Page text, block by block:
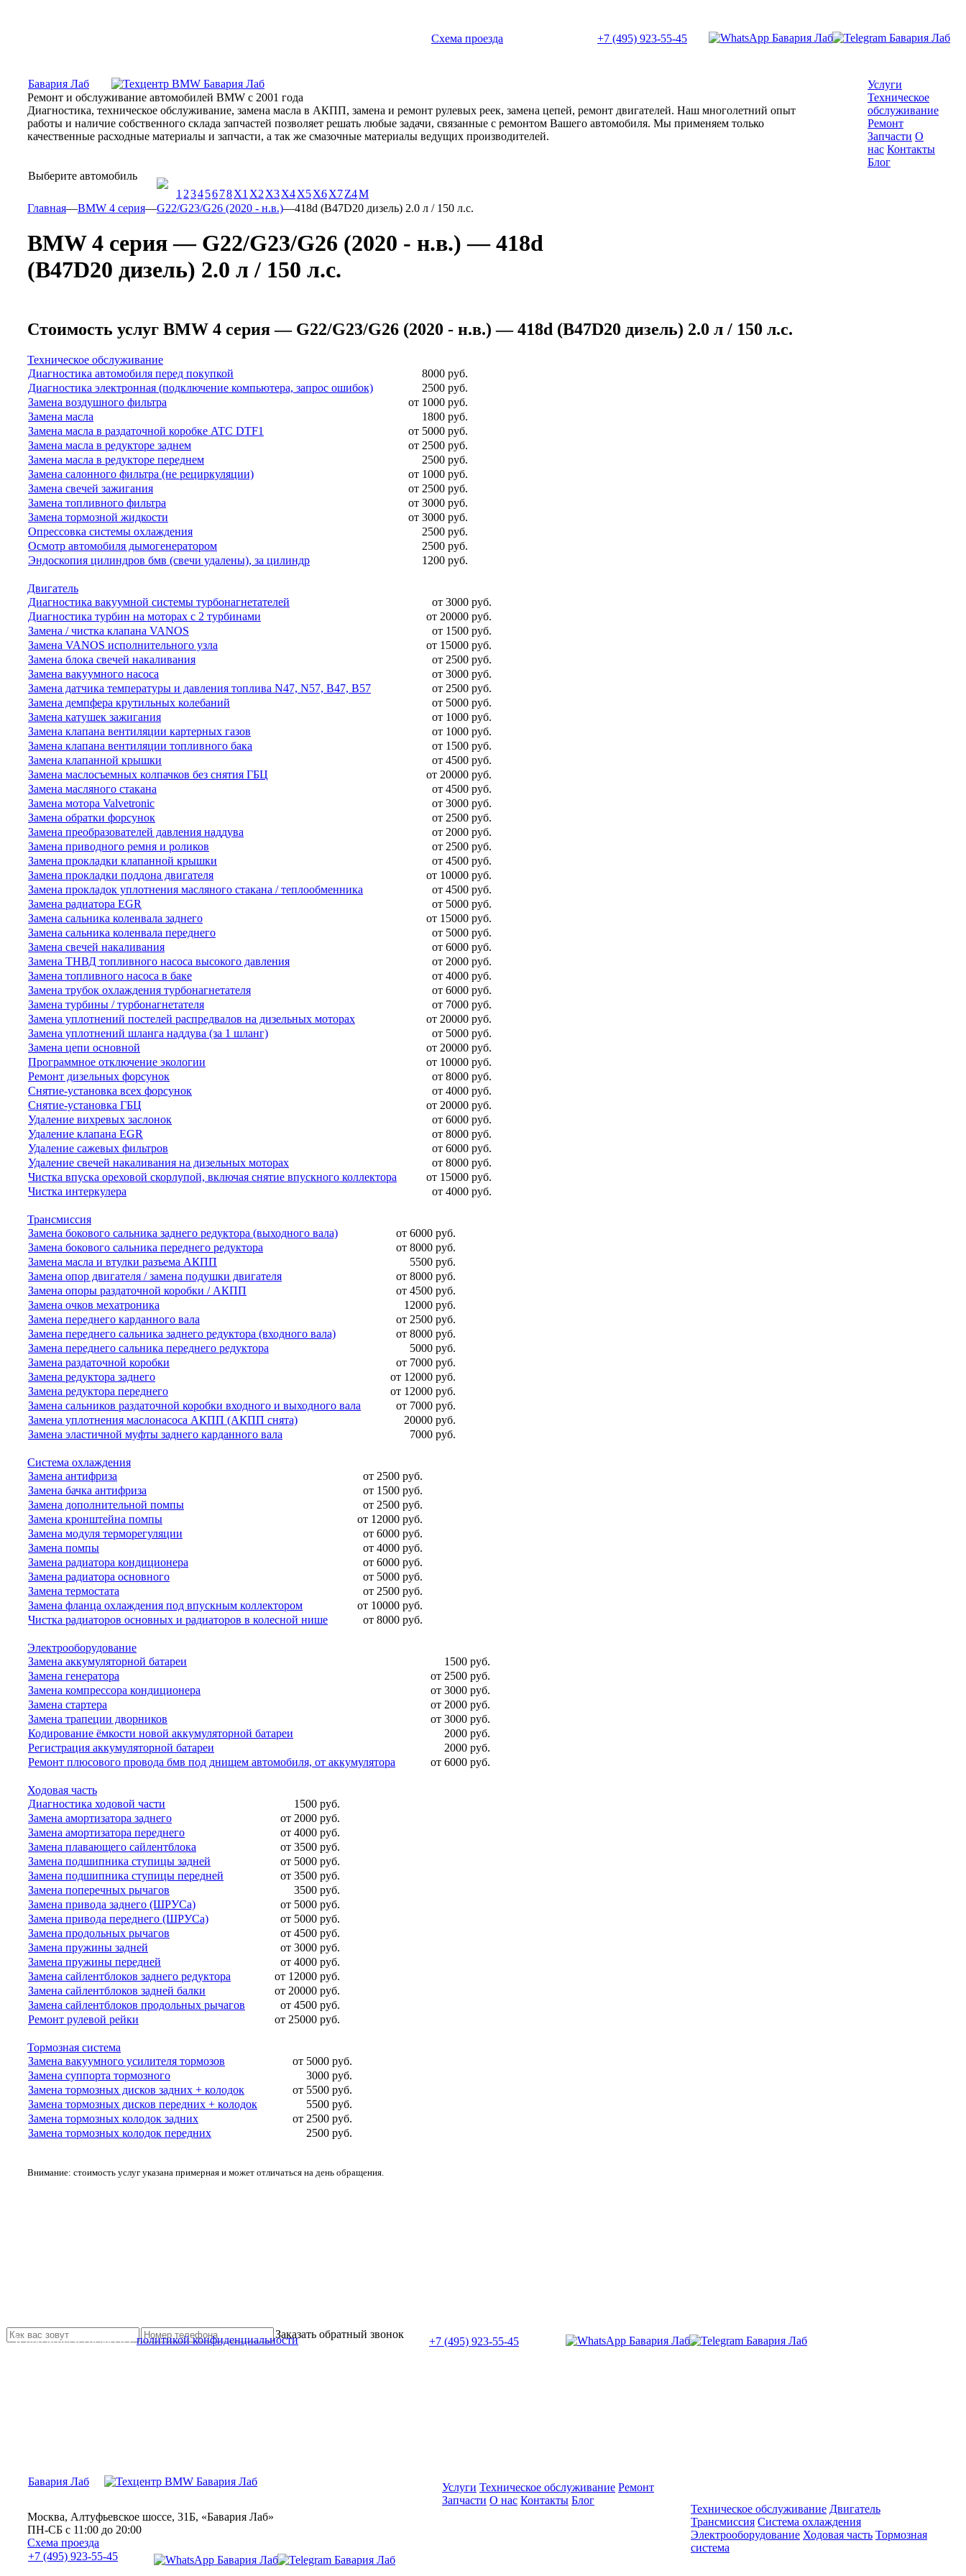
Схема проезда +7 (495) 923-55-45
Бавария Лаб
Ремонт и обслуживание автомобилей BMW с 2001 года
Диагностика, техническое обслуживание, замена масла в АКПП, замена и ремонт рулевых реек, замена цепей, ремонт двигателей. Наш многолетний опыт
работы и наличие собственного склада запчастей позволяет решать любые задачи, связанные с ремонтом Вашего автомобиля. Мы применяем только
качественные расходные материалы и запчасти, а так же смазочные материалы ведущих производителей.
Услуги
Техническое
обслуживание
Ремонт
Запчасти О
нас Контакты
Блог
Выберите автомобиль
1 2345678X1 X2 X3X4X5X6X7Z4М
Главная—BMW 4 серия—G22/G23/G26 (2020 - н.в.)—418d (B47D20 дизель) 2.0 л / 150 л.с.
BMW 4 серия — G22/G23/G26 (2020 - н.в.) — 418d
(B47D20 дизель) 2.0 л / 150 л.с.
Стоимость услуг BMW 4 серия — G22/G23/G26 (2020 - н.в.) — 418d (B47D20 дизель) 2.0 л / 150 л.с.
Техническое обслуживание
Диагностика автомобиля перед покупкой
8000 руб.
Диагностика электронная (подключение компьютера, запрос ошибок)
2500 руб.
Замена воздушного фильтра
от 1000 руб.
Замена масла
1800 руб.
Замена масла в раздаточной коробке ATC DTF1
от 5000 руб.
Замена масла в редукторе заднем
от 2500 руб.
Замена масла в редукторе переднем
2500 руб.
Замена салонного фильтра (не рециркуляции)
от 1000 руб.
Замена свечей зажигания
от 2500 руб.
Замена топливного фильтра
от 3000 руб.
Замена тормозной жидкости
от 3000 руб.
Опрессовка системы охлаждения
2500 руб.
Осмотр автомобиля дымогенератором
2500 руб.
Эндоскопия цилиндров бмв (свечи удалены), за цилиндр
1200 руб.
Двигатель
Диагностика вакуумной системы турбонагнетателей
от 3000 руб.
Диагностика турбин на моторах с 2 турбинами
от 20000 руб.
Замена / чистка клапана VANOS
от 1500 руб.
Замена VANOS исполнительного узла
от 15000 руб.
Замена блока свечей накаливания
от 2500 руб.
Замена вакуумного насоса
от 3000 руб.
Замена датчика температуры и давления топлива N47, N57, B47, B57
от 2500 руб.
Замена демпфера крутильных колебаний
от 5000 руб.
Замена катушек зажигания
от 1000 руб.
Замена клапана вентиляции картерных газов
от 1000 руб.
Замена клапана вентиляции топливного бака
от 1500 руб.
Замена клапанной крышки
от 4500 руб.
Замена маслосъемных колпачков без снятия ГБЦ
от 20000 руб.
Замена масляного стакана
от 4500 руб.
Замена мотора Valvetronic
от 3000 руб.
Замена обратки форсунок
от 2500 руб.
Замена преобразователей давления наддува
от 2000 руб.
Замена приводного ремня и роликов
от 2500 руб.
Замена прокладки клапанной крышки
от 4500 руб.
Замена прокладки поддона двигателя
от 10000 руб.
Замена прокладок уплотнения масляного стакана / теплообменника
от 4500 руб.
Замена радиатора EGR
от 5000 руб.
Замена сальника коленвала заднего
от 15000 руб.
Замена сальника коленвала переднего
от 5000 руб.
Замена свечей накаливания
от 6000 руб.
Замена ТНВД топливного насоса высокого давления
от 2000 руб.
Замена топливного насоса в баке
от 4000 руб.
Замена трубок охлаждения турбонагнетателя
от 6000 руб.
Замена турбины / турбонагнетателя
от 7000 руб.
Замена уплотнений постелей распредвалов на дизельных моторах
от 20000 руб.
Замена уплотнений шланга наддува (за 1 шланг)
от 5000 руб.
Замена цепи основной
от 20000 руб.
Программное отключение экологии
от 10000 руб.
Ремонт дизельных форсунок
от 8000 руб.
Снятие-установка всех форсунок
от 4000 руб.
Снятие-установка ГБЦ
от 20000 руб.
Удаление вихревых заслонок
от 6000 руб.
Удаление клапана EGR
от 8000 руб.
Удаление сажевых фильтров
от 6000 руб.
Удаление свечей накаливания на дизельных моторах
от 8000 руб.
Чистка впуска ореховой скорлупой, включая снятие впускного коллектора
от 15000 руб.
Чистка интеркулера
от 4000 руб.
Трансмиссия
Замена бокового сальника заднего редуктора (выходного вала)
от 6000 руб.
Замена бокового сальника переднего редуктора
от 8000 руб.
Замена масла и втулки разъема АКПП
5500 руб.
Замена опор двигателя / замена подушки двигателя
от 8000 руб.
Замена опоры раздаточной коробки / АКПП
от 4500 руб.
Замена очков мехатроника
12000 руб.
Замена переднего карданного вала
от 2500 руб.
Замена переднего сальника заднего редуктора (входного вала)
от 8000 руб.
Замена переднего сальника переднего редуктора
5000 руб.
Замена раздаточной коробки
от 7000 руб.
Замена редуктора заднего
от 12000 руб.
Замена редуктора переднего
от 12000 руб.
Замена сальников раздаточной коробки входного и выходного вала
от 7000 руб.
Замена уплотнения маслонасоса АКПП (АКПП снята)
20000 руб.
Замена эластичной муфты заднего карданного вала
7000 руб.
Система охлаждения
Замена антифриза
от 2500 руб.
Замена бачка антифриза
от 1500 руб.
Замена дополнительной помпы
от 2500 руб.
Замена кронштейна помпы
от 12000 руб.
Замена модуля терморегуляции
от 6000 руб.
Замена помпы
от 4000 руб.
Замена радиатора кондиционера
от 6000 руб.
Замена радиатора основного
от 5000 руб.
Замена термостата
от 2500 руб.
Замена фланца охлаждения под впускным коллектором
от 10000 руб.
Чистка радиаторов основных и радиаторов в колесной нише
от 8000 руб.
Электрооборудование
Замена аккумуляторной батареи
1500 руб.
Замена генератора
от 2500 руб.
Замена компрессора кондиционера
от 3000 руб.
Замена стартера
от 2000 руб.
Замена трапеции дворников
от 3000 руб.
Кодирование ёмкости новой аккумуляторной батареи
2000 руб.
Регистрация аккумуляторной батареи
2000 руб.
Ремонт плюсового провода бмв под днищем автомобиля, от аккумулятора
от 6000 руб.
Ходовая часть
Диагностика ходовой части
1500 руб.
Замена амортизатора заднего
от 2000 руб.
Замена амортизатора переднего
от 4000 руб.
Замена плавающего сайлентблока
от 3500 руб.
Замена подшипника ступицы задней
от 5000 руб.
Замена подшипника ступицы передней
от 3500 руб.
Замена поперечных рычагов
3500 руб.
Замена привода заднего (ШРУСа)
от 5000 руб.
Замена привода переднего (ШРУСа)
от 5000 руб.
Замена продольных рычагов
от 4500 руб.
Замена пружины задней
от 3000 руб.
Замена пружины передней
от 4000 руб.
Замена сайлентблоков заднего редуктора
от 12000 руб.
Замена сайлентблоков задней балки
от 20000 руб.
Замена сайлентблоков продольных рычагов
от 4500 руб.
Ремонт рулевой рейки
от 25000 руб.
Тормозная система
Замена вакуумного усилителя тормозов
от 5000 руб.
Замена суппорта тормозного
3000 руб.
Замена тормозных дисков задних + колодок
от 5500 руб.
Замена тормозных дисков передних + колодок
5500 руб.
Замена тормозных колодок задних
от 2500 руб.
Замена тормозных колодок передних
2500 руб.
Внимание: стоимость услуг указана примерная и может отличаться на день обращения.
Заказать обратный звонок
Я прочитал и согласен сполитикой конфиденциальности
+7 (495) 923-55-45
Бавария Лаб
Москва, Алтуфьевское шоссе, 31Б, «Бавария Лаб»
ПН-СБ с 11:00 до 20:00
Схема проезда
+7 (495) 923-55-45
Услуги Техническое обслуживание Ремонт
Запчасти О нас Контакты Блог
Техническое обслуживание Двигатель
Трансмиссия Система охлаждения
Электрооборудование Ходовая часть Тормозная
система